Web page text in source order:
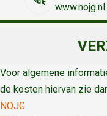
www.nojg.nl
Voor algemene
de kosten hiervan zie
NOJG